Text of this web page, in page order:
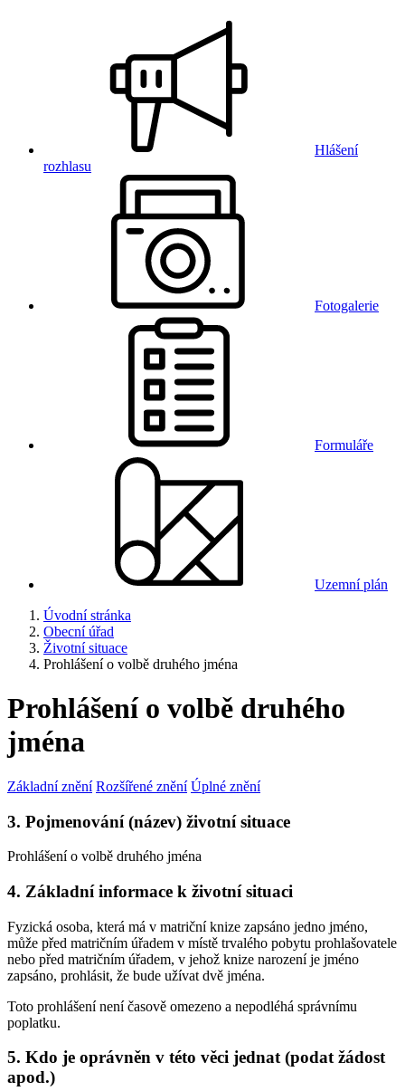
Hlášení
rozhlasu
Fotogalerie
Formuláře
Uzemní plán
Úvodní stránka
Obecní úřad
Životní situace
Prohlášení o volbě druhého jména
Prohlášení o volbě druhého
jména
Základní znění Rozšířené znění Úplné znění
3. Pojmenování (název) životní situace
Prohlášení o volbě druhého jména
4. Základní informace k životní situaci
Fyzická osoba, která má v matriční knize zapsáno jedno jméno,
může před matričním úřadem v místě trvalého pobytu prohlašovatele
nebo před matričním úřadem, v jehož knize narození je jméno
zapsáno, prohlásit, že bude užívat dvě jména.
Toto prohlášení není časově omezeno a nepodléhá správnímu
poplatku.
5. Kdo je oprávněn v této věci jednat (podat žádost
apod.)